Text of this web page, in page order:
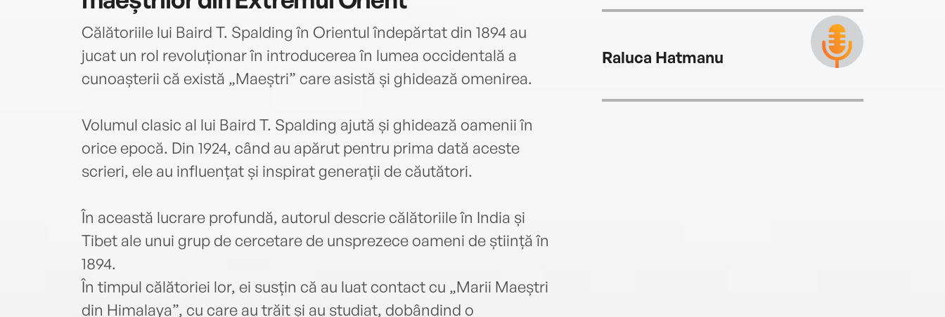
Călătoriile lui Baird T. Spalding în Orientul îndepărtat din 1894 au
jucat un rol revoluționar în introducerea în lumea occidentală a
cunoașterii că există „Maeștri” care asistă și ghidează omenirea.
Volumul clasic al lui Baird T. Spalding ajută și ghidează oamenii în
orice epocă. Din 1924, când au apărut pentru prima dată aceste
scrieri, ele au influențat și inspirat generații de căutători.
În această lucrare profundă, autorul descrie călătoriile în India și
Tibet ale unui grup de cercetare de unsprezece oameni de știință în
1894.
În timpul călătoriei lor, ei susțin că au luat contact cu „Marii Maeștri
din Himalaya”, cu care au trăit și au studiat, dobândind o
Raluca Hatmanu